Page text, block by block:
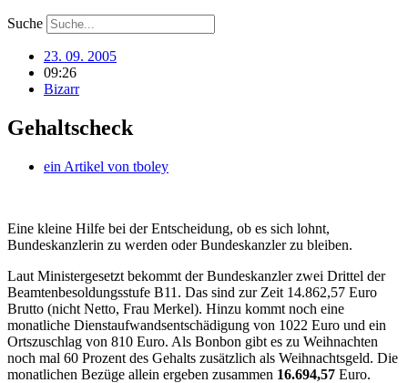
Suche
23. 09. 2005
09:26
Bizarr
Gehaltscheck
ein Artikel von tboley
Eine kleine Hilfe bei der Entscheidung, ob es sich lohnt,
Bundeskanzlerin zu werden oder Bundeskanzler zu bleiben.
Laut Ministergesetzt bekommt der Bundeskanzler zwei Drittel der
Beamtenbesoldungsstufe B11. Das sind zur Zeit 14.862,57 Euro
Brutto (nicht Netto, Frau Merkel). Hinzu kommt noch eine
monatliche Dienstaufwandsentschädigung von 1022 Euro und ein
Ortszuschlag von 810 Euro. Als Bonbon gibt es zu Weihnachten
noch mal 60 Prozent des Gehalts zusätzlich als Weihnachtsgeld. Die
monatlichen Bezüge allein ergeben zusammen 16.694,57 Euro.